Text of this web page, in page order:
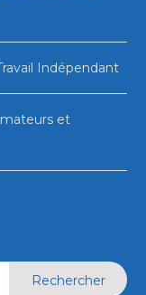
Indépendant
et